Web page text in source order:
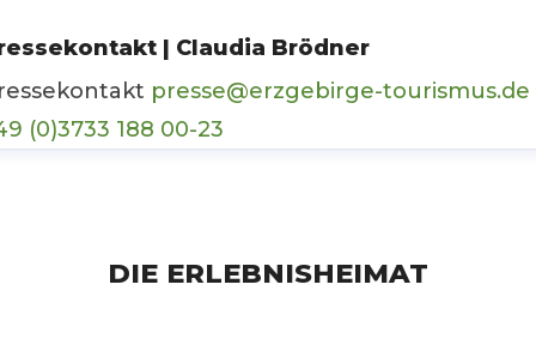
| Claudia Brödner
presse@erzgebirge-tourismus.de
(0)3733 188 00-23
DIE ERLEBNISHEIMAT